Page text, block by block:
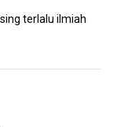
terlalu ilmiah